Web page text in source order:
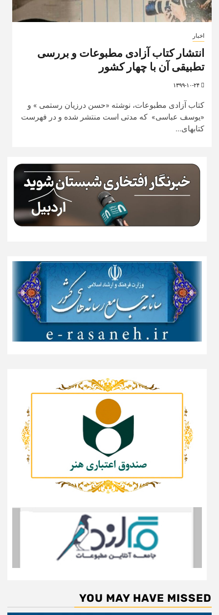
اخبار
انتشار کتاب آزادی مطبوعات و بررسی
تطبیقی آن با چهار کشور
کتاب آزادی مطبوعات، نوشته «حسن درزیان رستمی » و
«یوسف عباسی» که مدتی است منتشر شده و در فهرست
کتابهای...
YOU MAY HAVE MISSED